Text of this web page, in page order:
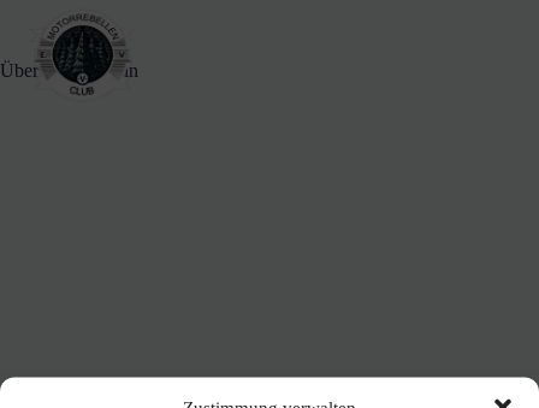
springen
Über unser Verein